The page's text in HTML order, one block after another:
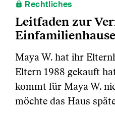
Rechtliches
Leitfaden zur
Maya W. hat ihr
Eltern 1988 gekauft
kommt für Maya W.
möchte das Haus